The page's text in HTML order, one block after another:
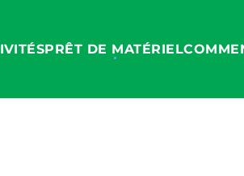
PRÊT DE MATÉRIEL